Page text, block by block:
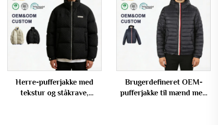
Herre-pufferjakke med
tekstur og ståkrave,
Brugerdefineret OEM-
pufferjakke til mænd med